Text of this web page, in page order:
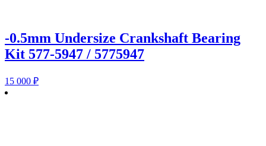
-0.5mm Undersize Crankshaft Bearing
Kit 577-5947 / 5775947
15 000 ₽